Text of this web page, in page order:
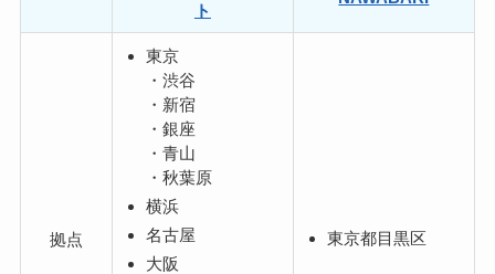
ト
拠点
東京
・渋谷
・新宿
・銀座
・青山
・秋葉原
横浜
名古屋
大阪
東京都目黒区